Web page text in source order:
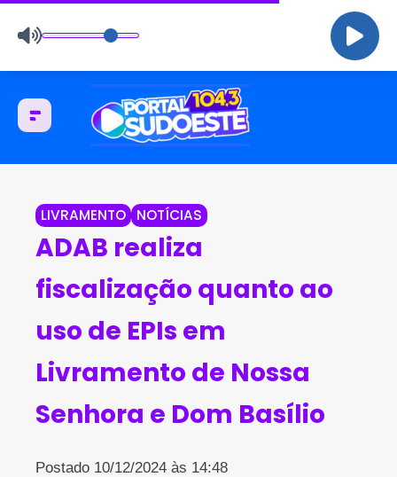
LIVRAMENTO NOTÍCIAS
ADAB realiza
fiscalização quanto ao
uso de EPIs em
Livramento de Nossa
Senhora e Dom Basílio
Postado 10/12/2024 às 14:48